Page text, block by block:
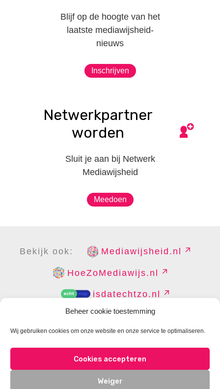
Beheer cookie toestemming
Wij gebruiken cookies om onze website en onze service te optimaliseren.
Cookies accepteren
Weiger
Blijf op de hoogte van het
laatste mediawijsheid-
nieuws
Inschrijven
Netwerkpartner
worden
Sluit je aan bij Netwerk
Mediawijsheid
Meedoen
Bekijk ook: Mediawijsheid.nl
HoeZoMediawijs.nl
isdatechtzo.nl
DISCLAIMER PRIVACY
CONTACT
COOKIES BEHEREN